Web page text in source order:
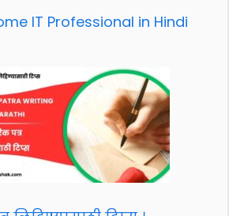
IT Professional in Hindi